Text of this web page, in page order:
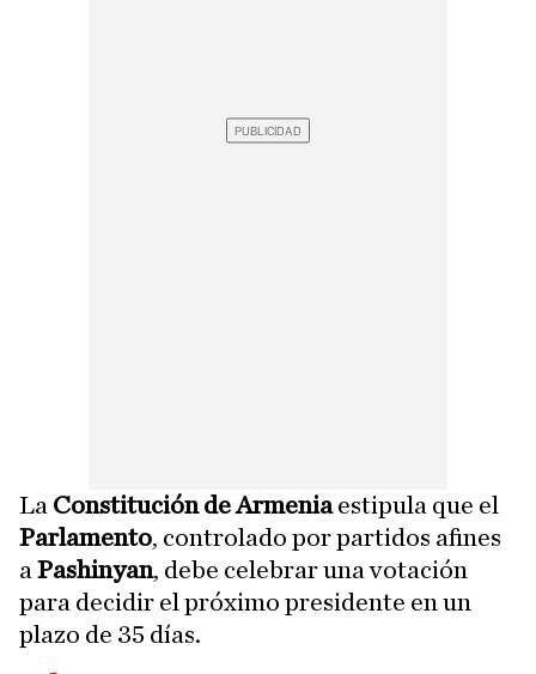
La Constitución de Armeniaestipula que el
Parlamento, controlado por partidos afines
a Pashinyan, debe celebrar una votación
para decidir el próximo presidente en un
plazo de 35 días.